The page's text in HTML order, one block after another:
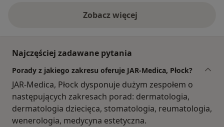
Zobacz więcej
Najczęściej zadawane pytania
Porady z jakiego zakresu oferuje JAR-Medica, Płock?
JAR-Medica, Płock dysponuje dużym zespołem o
następujących zakresach porad: dermatologia,
dermatologia dziecięca, stomatologia, reumatologia,
wenerologia, medycyna estetyczna.